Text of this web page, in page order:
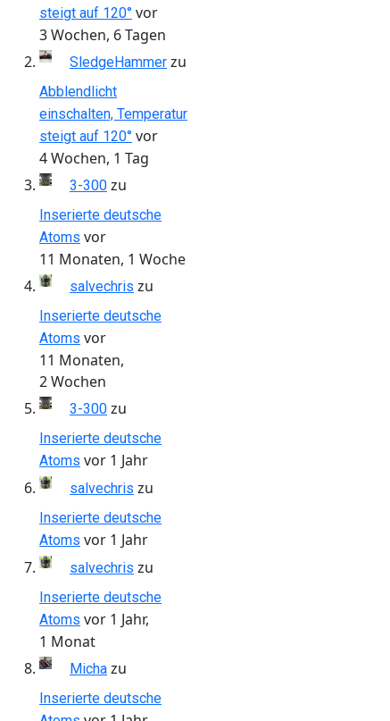
steigt auf 120° vor
3 Wochen, 6 Tagen
SledgeHammer zu
Abblendlicht
einschalten, Temperatur
steigt auf 120° vor
4 Wochen, 1 Tag
3-300 zu
Inserierte deutsche
Atoms vor
11 Monaten, 1 Woche
salvechris zu
Inserierte deutsche
Atoms vor
11 Monaten,
2 Wochen
3-300 zu
Inserierte deutsche
Atoms vor 1 Jahr
salvechris zu
Inserierte deutsche
Atoms vor 1 Jahr
salvechris zu
Inserierte deutsche
Atoms vor 1 Jahr,
1 Monat
Micha zu
Inserierte deutsche